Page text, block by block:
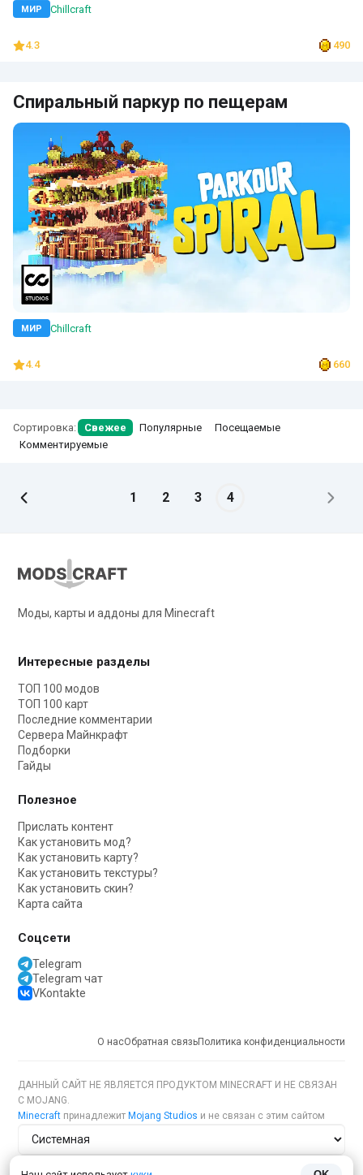
МИР Chillcraft
4.3 490
Спиральный паркур по пещерам
МИР Chillcraft
4.4 660
Сортировка: Свежее Популярные
Посещаемые
Комментируемые
1 2 3 4
Моды, карты и аддоны для Minecraft
Интересные разделы
ТОП 100 модов
ТОП 100 карт
Последние комментарии
Сервера Майнкрафт
Подборки
Гайды
Полезное
Прислать контент
Как установить мод?
Как установить карту?
Как установить текстуры?
Как установить скин?
Карта сайта
Соцсети
Telegram
Telegram чат
VKontakte
О насОбратная связьПолитика конфиденциальности
ДАННЫЙ САЙТ НЕ ЯВЛЯЕТСЯ ПРОДУКТОМ MINECRAFT И НЕ СВЯЗАН
С MOJANG.
Minecraft принадлежит Mojang Studios и не связан с этим сайтом
Тема сайта